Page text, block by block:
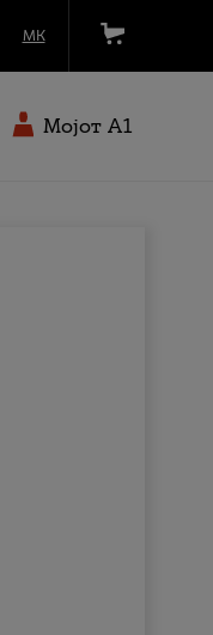
МК
Мојот A1